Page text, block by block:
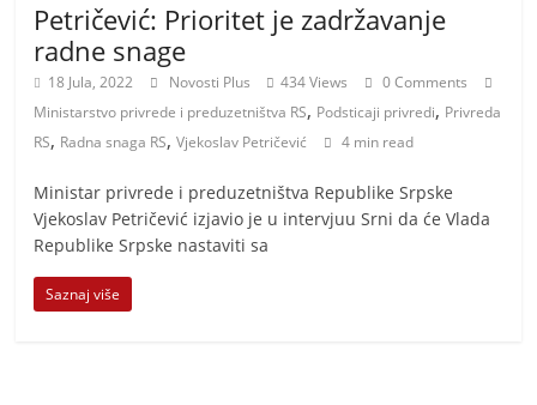
Petričević: Prioritet je zadržavanje
radne snage
18 Jula, 2022 Novosti Plus 434 Views
0 Comments
Ministarstvo privrede i preduzetništva RS, Podsticaji privredi, Privreda
RS, Radna snaga RS,Vjekoslav Petričević 4 min read
Ministar privrede i preduzetništva Republike Srpske
Vjekoslav Petričević izjavio je u intervjuu Srni da će Vlada
Republike Srpske nastaviti sa
Saznaj više